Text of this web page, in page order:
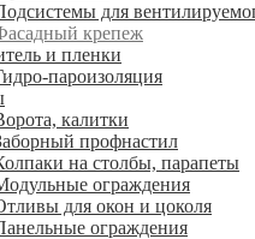
для
крепеж
и пленки
пароизоляция
калитки
профнастил
на столбы, парапеты
ограждения
для окон и цоколя
ограждения